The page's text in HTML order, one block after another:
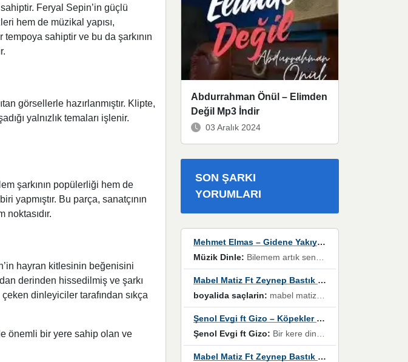
Feryal Sepin’in güçlü
hem de müzikal yapısı,
sahiptir ve bu da şarkının
görsellerle hazırlanmıştır. Klipte,
yalnızlık temaları işlenir.
şarkının popülerliği hem de
yapmıştır. Bu parça, sanatçının
hayran kitlesinin beğenisini
derinden hissedilmiş ve şarkı
dinleyiciler tarafından sıkça
önemli bir yere sahip olan ve
Abdurrahman Önül – Elimden
Değil Mp3 İndir
03 Aralık 2024
SON ŞARKI
YORUMLARI
Mehmet Elmas – Gidene Yakıyorum
Müzik Dinle: Bilemem artık senden bir şans daha / Düştüğün zaman ben olmayacağım yanında” dizeleri, artık geçmişin tekrarına izin verilmeyeceğini, kişisel sınırların çizildiğini gösteriyor.
Mabel Matiz Ft Zeynep Bastık – Saçların
boyalida saçlarin: mabel matiz'in maya albümünde yer alan güzellerden. parça da şarkı hani! müzikal altyapısına vurulduğum, sözlerinde kaybolduğum bir parça olmuş.
Şenol Evgi ft Gizo – Köpekler Tanımadıklarına havlar
Şenol Evgi ft Gizo: Bir kere dinlememe rağmen kulaklardan gitmiyor sen sen sen sen kurban ol sen sen sen sen hayran ol yükses ses müzik dinleme sebebisiniz canlar bomba gibi patladınız maşallah
Mabel Matiz Ft Zeynep Bastık – Saçların